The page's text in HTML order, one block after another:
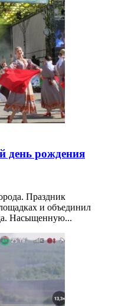
день рождения
Праздник
и объединил
Насыщенную...